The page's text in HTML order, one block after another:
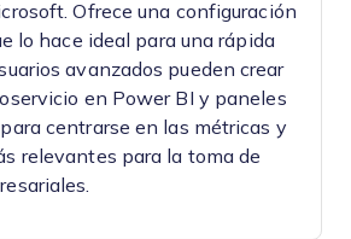
Ofrece una configuración
lo hace ideal para una rápida
avanzados pueden crear
en Power BI y paneles
centrarse en las métricas y
relevantes para la toma de